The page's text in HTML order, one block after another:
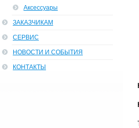
Аксессуары
ЗАКАЗЧИКАМ
СЕРВИС
НОВОСТИ И СОБЫТИЯ
КОНТАКТЫ